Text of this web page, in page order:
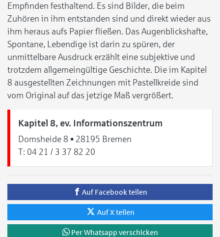
Empfinden festhaltend. Es sind Bilder, die beim
Zuhören in ihm entstanden sind und direkt wieder aus
ihm heraus aufs Papier fließen. Das Augenblickshafte,
Spontane, Lebendige ist darin zu spüren, der
unmittelbare Ausdruck erzählt eine subjektive und
trotzdem allgemeingültige Geschichte. Die im Kapitel
8 ausgestellten Zeichnungen mit Pastellkreide sind
vom Original auf das jetzige Maß vergrößert.
Kapitel 8, ev. Informationszentrum
Domsheide 8 • 28195 Bremen
T: 04 21 / 3 37 82 20
Auf Facebook teilen
Auf X teilen
Per Whatsapp verschicken